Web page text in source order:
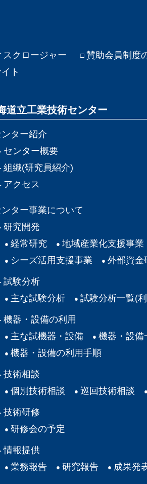
スクロージャー 賛助会員制度
ト
道立工業技術センター
ンター紹介
センター概要
組織(研究員紹介)
アクセス
ンター事業について
研究開発
経常研究
地域産業化支援事業
シーズ活用支援事業
外部資金
試験分析
主な試験分析
試験分析一覧(
機器・設備の利用
主な試機器・設備
機器・設備
機器・設備の利用手順
技術相談
個別技術相談
巡回技術相談
技術研修
研修会の予定
情報提供
業務報告
研究報告 成果発